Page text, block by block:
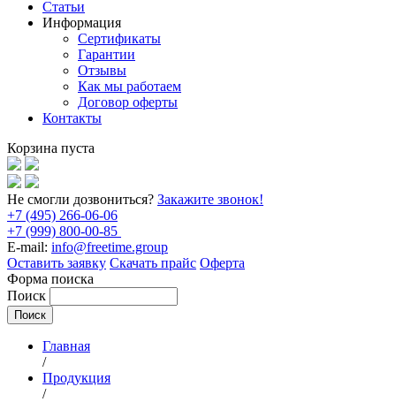
Статьи
Информация
Сертификаты
Гарантии
Отзывы
Как мы работаем
Договор оферты
Контакты
Корзина пуста
Не смогли дозвониться? Закажите звонок!
+7 (495) 266-06-06
+7 (999) 800-00-85
E-mail: info@freetime.group
Оставить заявку Скачать прайс Оферта
Форма поиска
Поиск
Главная
/
Продукция
/